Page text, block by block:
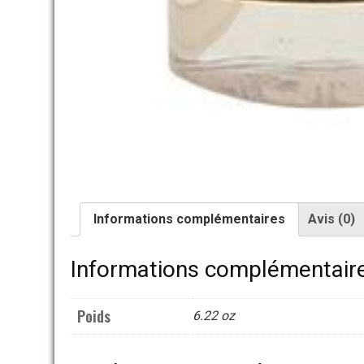
Informations complémentaires Avis (0)
Informations
Poids 6.22 oz